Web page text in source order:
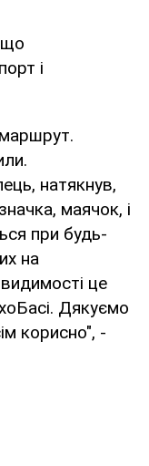
що
і
натякнув,
маячок, і
при будь-
на
це
Дякуємо
корисно", -